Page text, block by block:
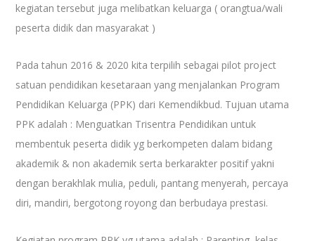
kegiatan tersebut juga melibatkan keluarga ( orangtua/wali
peserta didik dan masyarakat )
Pada tahun 2016 & 2020 kita terpilih sebagai pilot project
satuan pendidikan kesetaraan yang menjalankan Program
Pendidikan Keluarga (PPK) dari Kemendikbud. Tujuan utama
PPK adalah : Menguatkan Trisentra Pendidikan untuk
membentuk peserta didik yg berkompeten dalam bidang
akademik & non akademik serta berkarakter positif yakni
dengan berakhlak mulia, peduli, pantang menyerah, percaya
diri, mandiri, bergotong royong dan berbudaya prestasi.